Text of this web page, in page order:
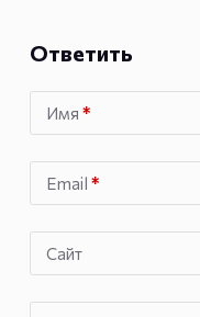
Ответить
Имя *
Email *
Сайт